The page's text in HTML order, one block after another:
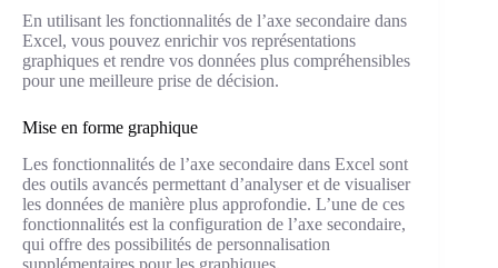
En utilisant les fonctionnalités de l’axe secondaire dans
Excel, vous pouvez enrichir vos représentations
graphiques et rendre vos données plus compréhensibles
pour une meilleure prise de décision.
Mise en forme graphique
Les fonctionnalités de l’axe secondaire dans Excel sont
des outils avancés permettant d’analyser et de visualiser
les données de manière plus approfondie. L’une de ces
fonctionnalités est la configuration de l’axe secondaire,
qui offre des possibilités de personnalisation
supplémentaires pour les graphiques.